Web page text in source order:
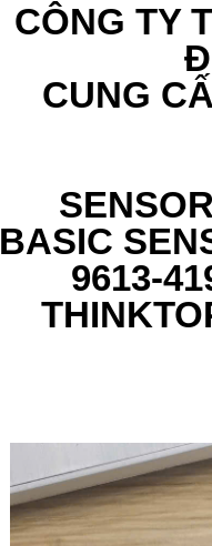
CÔNG TY
CUNG
BASIC
9613-